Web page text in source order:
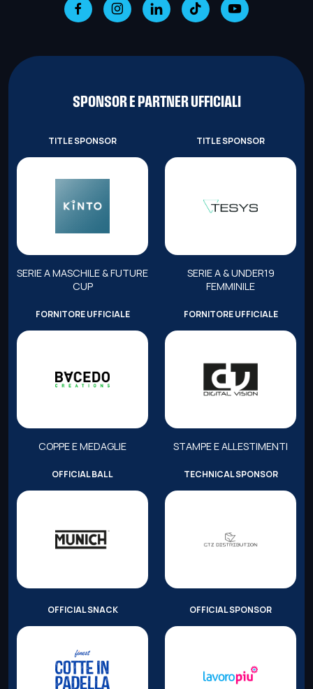
SPONSOR E PARTNER UFFICIALI
TITLE SPONSOR
SERIE A MASCHILE & FUTURE
CUP
TITLE SPONSOR
SERIE A & UNDER19
FEMMINILE
FORNITORE UFFICIALE
COPPE E MEDAGLIE
FORNITORE UFFICIALE
STAMPE E ALLESTIMENTI
OFFICIAL BALL TECHNICAL SPONSOR
OFFICIAL SNACK OFFICIAL SPONSOR